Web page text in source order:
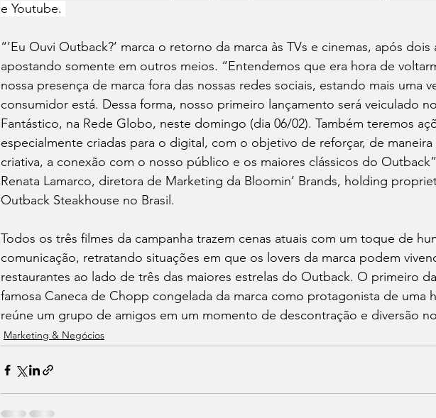
e Youtube.
“’Eu Ouvi Outback?’ marca o retorno da marca às TVs e cinemas, após dois
apostando somente em outros meios. “Entendemos que era hora de
nossa presença de marca fora das nossas redes sociais, estando mais uma
consumidor está. Dessa forma, nosso primeiro lançamento será veiculado
Fantástico, na Rede Globo, neste domingo (dia 06/02). Também teremos
especialmente criadas para o digital, com o objetivo de reforçar, de maneira
criativa, a conexão com o nosso público e os maiores clássicos do
Renata Lamarco, diretora de Marketing da Bloomin’ Brands, holding
Outback Steakhouse no Brasil.
Todos os três filmes da campanha trazem cenas atuais com um toque de
comunicação, retratando situações em que os lovers da marca podem
restaurantes ao lado de três das maiores estrelas do Outback. O primeiro
famosa Caneca de Chopp congelada da marca como protagonista de uma
reúne um grupo de amigos em um momento de descontração e diversão
Marketing & Negócios